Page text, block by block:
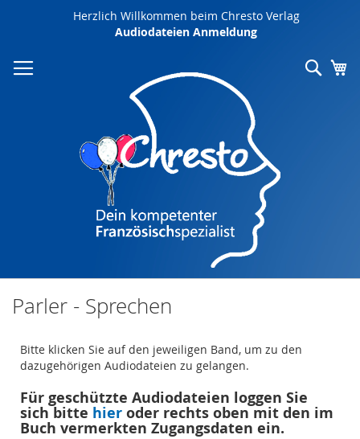
Herzlich Willkommen beim Chresto Verlag
Audiodateien Anmeldung
Parler - Sprechen
Bitte klicken Sie auf den jeweiligen Band, um zu den
dazugehörigen Audiodateien zu gelangen.
Für geschützte Audiodateien loggen Sie
sich bitte hier oder rechts oben mit den im
Buch vermerkten Zugangsdaten ein.